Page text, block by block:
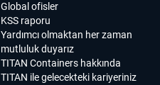
Global ofisler
KSS raporu
Yardımcı olmaktan her zaman
mutluluk duyarız
TITAN Containers hakkında
TITAN ile gelecekteki kariyeriniz